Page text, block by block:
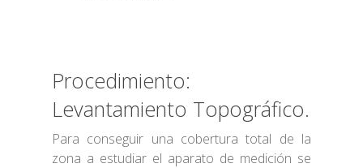
Procedimiento:
Levantamiento Topográfico.
Para conseguir una cobertura total de la
zona a estudiar el aparato de medición se